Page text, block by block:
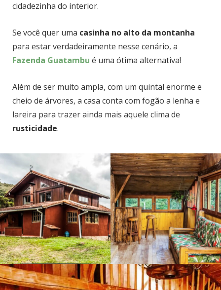
cidadezinha do interior.
Se você quer uma casinha no alto da montanha
para estar verdadeiramente nesse cenário, a
Fazenda Guatambu é uma ótima alternativa!
Além de ser muito ampla, com um quintal enorme e
cheio de árvores, a casa conta com fogão a lenha e
lareira para trazer ainda mais aquele clima de
rusticidade.